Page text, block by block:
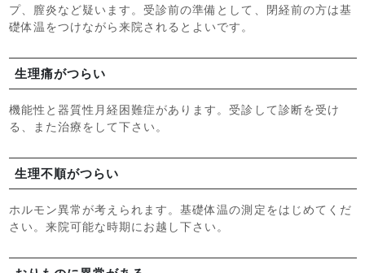
プ、膣炎など疑います。受診前の準備として、閉経前の方は基
礎体温をつけながら来院されるとよいです。
生理痛がつらい
機能性と器質性月経困難症があります。受診して診断を受け
る、また治療をして下さい。
生理不順がつらい
ホルモン異常が考えられます。基礎体温の測定をはじめてくだ
さい。来院可能な時期にお越し下さい。